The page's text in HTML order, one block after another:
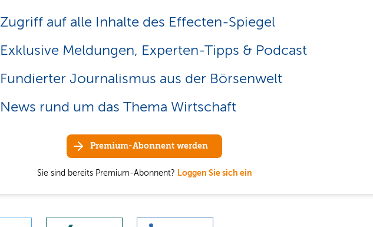
Zugriff auf alle Inhalte des Effecten-Spiegel
Exklusive Meldungen, Experten-Tipps & Podcast
Fundierter Journalismus aus der Börsenwelt
News rund um das Thema Wirtschaft
Premium-Abonnent werden
Sie sind bereits Premium-Abonnent? Loggen Sie sich ein